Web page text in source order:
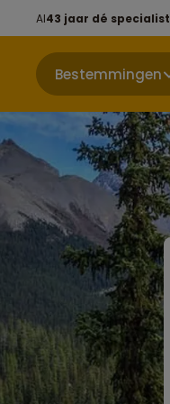
Al43 jaar dé specialist
Bestemmingen